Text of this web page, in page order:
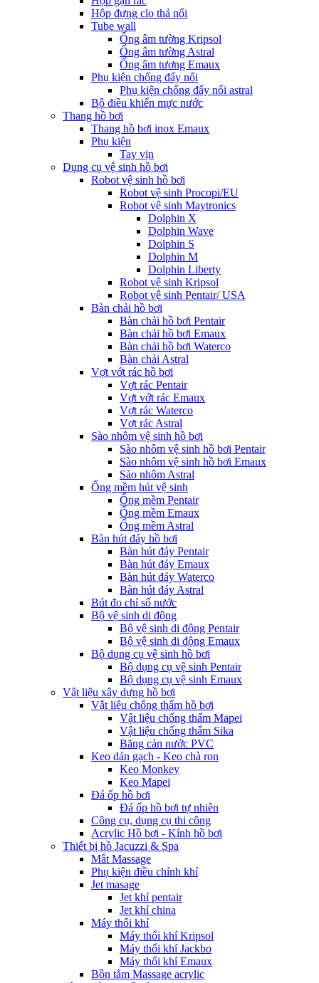
Hộp đựng clo thả nổi
Tube wall
Ống âm tường Kripsol
Ống âm tường Astral
Ống âm tương Emaux
Phụ kiện chống đẩy nổi
Phụ kiện chống đẩy nổi astral
Bộ điều khiển mực nước
Thang hồ bơi
Thang hồ bơi inox Emaux
Phụ kiện
Tay vịn
Dụng cụ vệ sinh hồ bơi
Robot vệ sinh hồ bơi
Robot vệ sinh Procopi/EU
Robot vệ sinh Maytronics
Dolphin X
Dolphin Wave
Dolphin S
Dolphin M
Dolphin Liberty
Robot vệ sinh Kripsol
Robot vệ sinh Pentair/ USA
Bàn chải hồ bơi
Bàn chải hồ bơi Pentair
Bàn chải hồ bơi Emaux
Bàn chải hồ bơi Waterco
Bàn chải Astral
Vợt vớt rác hồ bơi
Vợt rác Pentair
Vợt vớt rác Emaux
Vợt rác Waterco
Vợt rác Astral
Sào nhôm vệ sinh hồ bơi
Sào nhôm vệ sinh hồ bơi Pentair
Sào nhôm vệ sinh hồ bơi Emaux
Sào nhôm Astral
Ống mềm hút vệ sinh
Ống mềm Pentair
Ống mềm Emaux
Ống mềm Astral
Bàn hút đáy hồ bơi
Bàn hút đáy Pentair
Bàn hút đáy Emaux
Bàn hút đáy Waterco
Bàn hút đáy Astral
Bút đo chỉ số nước
Bộ vệ sinh di động
Bộ vệ sinh di động Pentair
Bộ vệ sinh di động Emaux
Bộ dụng cụ vệ sinh hồ bơi
Bộ dụng cụ vệ sinh Pentair
Bộ dụng cụ vệ sinh Emaux
Vật liệu xây dựng hồ bơi
Vật liệu chống thấm hồ bơi
Vật liệu chống thấm Mapei
Vật liệu chống thấm Sika
Băng cản nước PVC
Keo dán gạch - Keo chà ron
Keo Monkey
Keo Mapei
Đá ốp hồ bơi
Đá ốp hồ bơi tự nhiên
Công cụ, dụng cụ thi công
Acrylic Hồ bơi - Kính hồ bơi
Thiết bị hồ Jacuzzi & Spa
Mắt Massage
Phụ kiện điều chỉnh khí
Jet masage
Jet khí pentair
Jet khí china
Máy thổi khí
Máy thổi khí Kripsol
Máy thổi khí Jackbo
Máy thổi khí Emaux
Bồn tắm Massage acrylic